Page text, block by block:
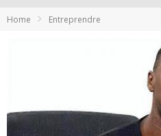
Home Entreprendre